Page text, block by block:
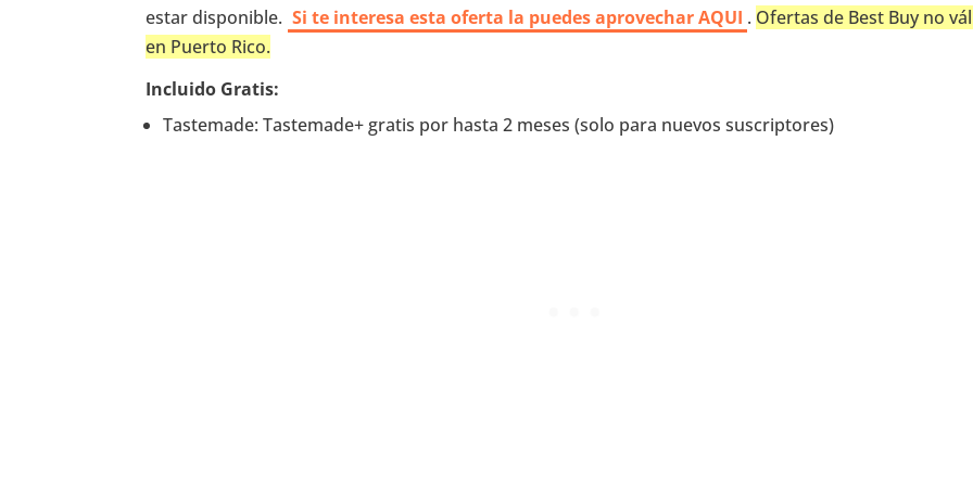
estar disponible. Si te interesa esta oferta la puedes aprovechar AQUI . Ofertas de Best Buy no
en Puerto Rico.
Incluido Gratis:
Tastemade: Tastemade+ gratis por hasta 2 meses (solo para nuevos suscriptores)